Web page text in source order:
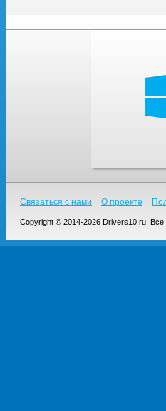
Связаться с нами О проекте
Copyright © 2014-2026 Drivers10.ru.